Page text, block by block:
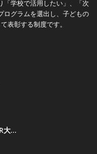
「学校で活用したい」、「次
ログラムを選出し、子どもの
表彰する制度です。
大...